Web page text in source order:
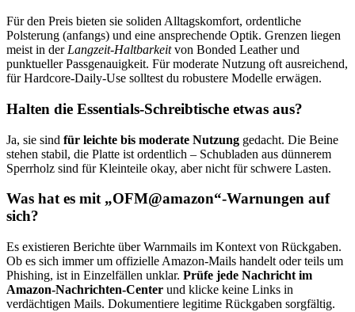
Für den Preis bieten sie soliden Alltagskomfort, ordentliche
Polsterung (anfangs) und eine ansprechende Optik. Grenzen liegen
meist in der Langzeit-Haltbarkeitvon Bonded Leather und
punktueller Passgenauigkeit. Für moderate Nutzung oft ausreichend,
für Hardcore-Daily-Use solltest du robustere Modelle erwägen.
Halten die Essentials-Schreibtische etwas aus?
Ja, sie sind für leichte bis moderate Nutzung gedacht. Die Beine
stehen stabil, die Platte ist ordentlich – Schubladen aus dünnerem
Sperrholz sind für Kleinteile okay, aber nicht für schwere Lasten.
Was hat es mit „OFM@amazon“-Warnungen auf
sich?
Es existieren Berichte über Warnmails im Kontext von Rückgaben.
Ob es sich immer um offizielle Amazon-Mails handelt oder teils um
Phishing, ist in Einzelfällen unklar. Prüfe jede Nachricht im
Amazon-Nachrichten-Center und klicke keine Links in
verdächtigen Mails. Dokumentiere legitime Rückgaben sorgfältig.